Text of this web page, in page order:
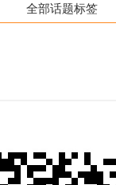
全部话题标签